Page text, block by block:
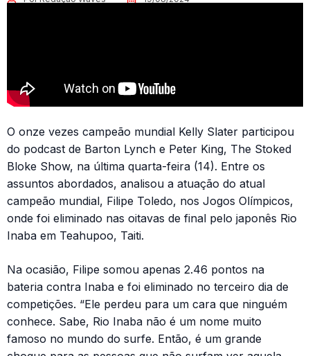
O onze vezes campeão mundial Kelly Slater participou
do podcast de Barton Lynch e Peter King, The Stoked
Bloke Show, na última quarta-feira (14). Entre os
assuntos abordados, analisou a atuação do atual
campeão mundial, Filipe Toledo, nos Jogos Olímpicos,
onde foi eliminado nas oitavas de final pelo japonês Rio
Inaba em Teahupoo, Taiti.
Na ocasião, Filipe somou apenas 2.46 pontos na
bateria contra Inaba e foi eliminado no terceiro dia de
competições. “Ele perdeu para um cara que ninguém
conhece. Sabe, Rio Inaba não é um nome muito
famoso no mundo do surfe. Então, é um grande